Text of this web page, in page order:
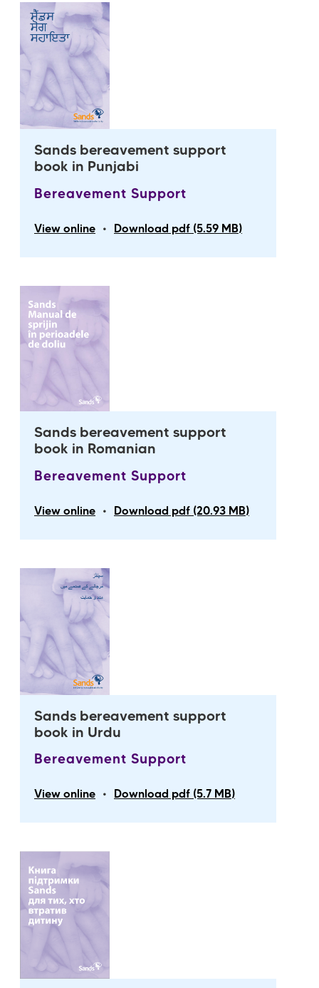
Sands bereavement support
book in Punjabi
Bereavement Support
View online • Download pdf (5.59 MB)
Sands bereavement support
book in Romanian
Bereavement Support
View online • Download pdf (20.93 MB)
Sands bereavement support
book in Urdu
Bereavement Support
View online • Download pdf (5.7 MB)